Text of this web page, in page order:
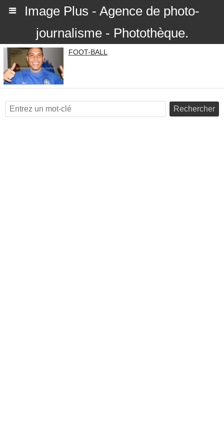
Image Plus - Agence de photo-
journalisme - Photothèque.
FOOT-BALL
Rechercher